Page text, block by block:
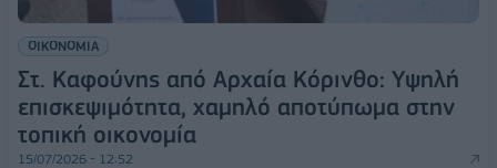
ΟΙΚΟΝΟΜΙΑ
Στ. Καφούνης από Αρχαία Κόρινθο: Υψηλή
επισκεψιμότητα, χαμηλό αποτύπωμα στην
τοπική οικονομία
15/07/2026 - 12:52